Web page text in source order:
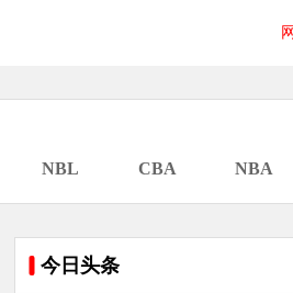
NBL CBA NBA
今日头条